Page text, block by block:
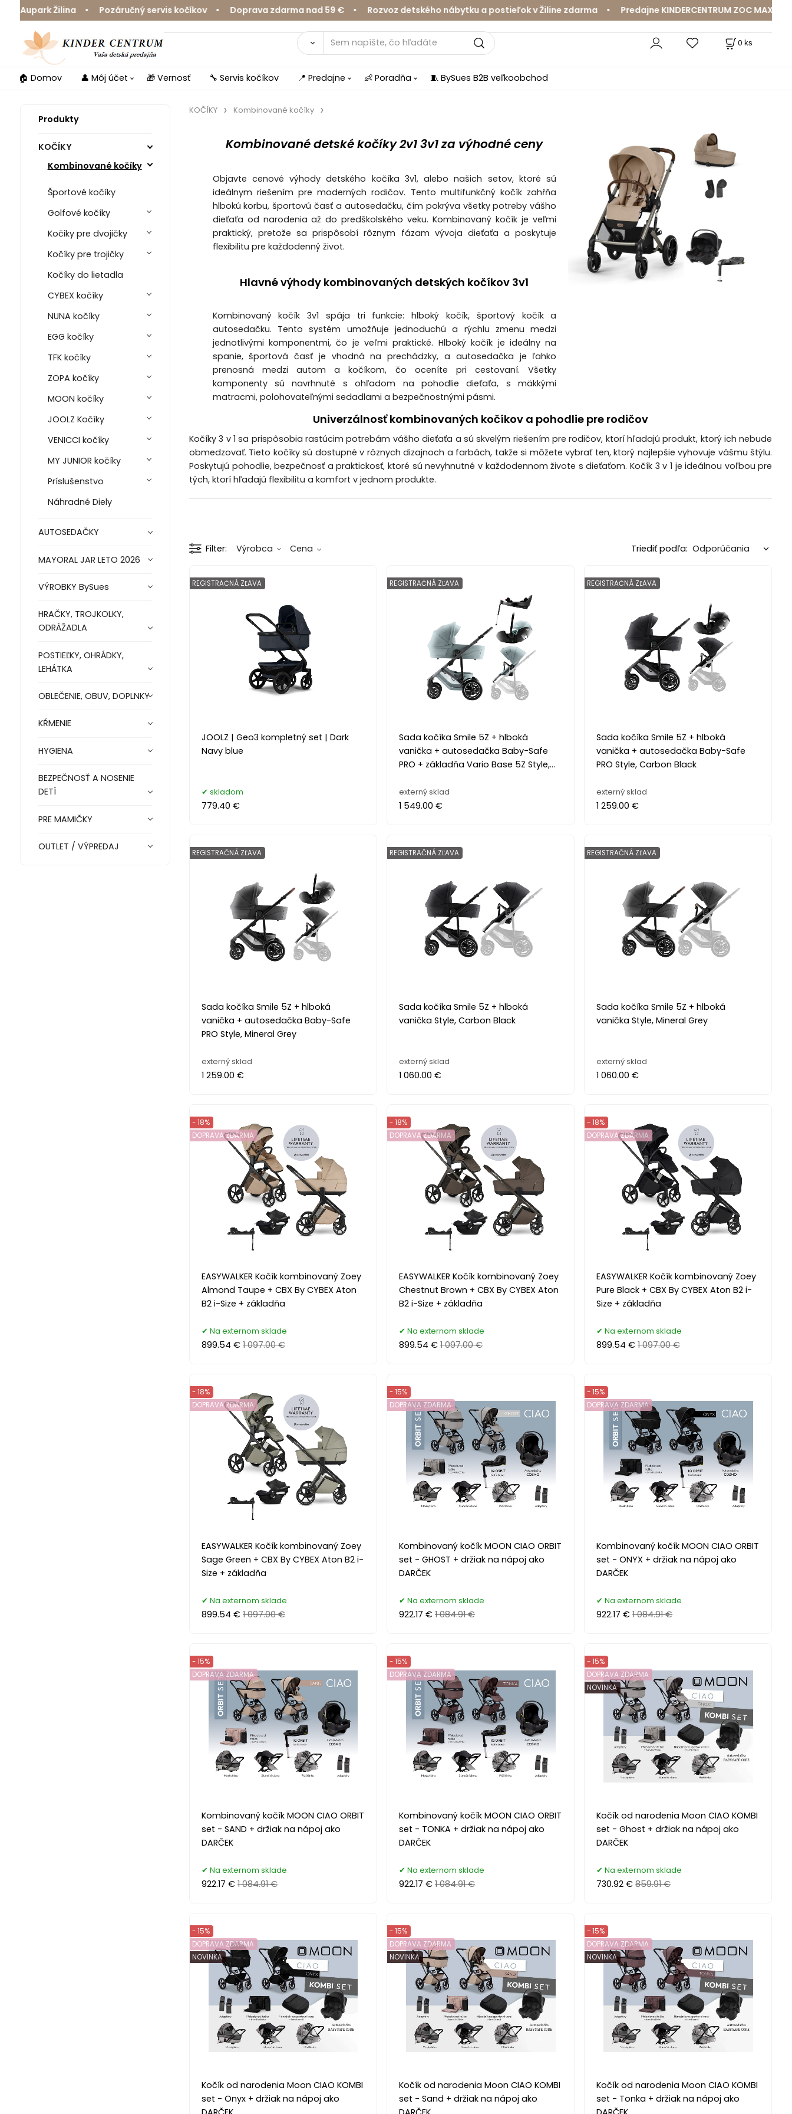
Žilina • Pozáručný servis kočíkov • Doprava zdarma nad 59 € • Rozvoz detského nábytku a postieľok v Žiline zdarma • Predajne KINDERCENTRUM ZOC MAX a
0 ks
🏠 Domov 👤 Môj účet 🎁 Vernosť 🔧 Servis kočíkov 📍 Predajne 👶 Poradňa 🧵 BySues B2B veľkoobchod
Produkty
KOČÍKY
Kombinované kočíky
Športové kočíky
Golfové kočíky
Kočiky pre dvojičky
Kočíky pre trojičky
Kočíky do lietadla
CYBEX kočíky
NUNA kočíky
EGG kočíky
TFK kočíky
ZOPA kočíky
MOON kočíky
JOOLZ Kočíky
VENICCI kočíky
MY JUNIOR kočíky
Príslušenstvo
Náhradné Diely
AUTOSEDAČKY
MAYORAL JAR LETO 2026
VÝROBKY BySues
HRAČKY, TROJKOLKY,
ODRÁŽADLA
POSTIEĽKY, OHRÁDKY,
LEHÁTKA
OBLEČENIE, OBUV, DOPLNKY
KŔMENIE
HYGIENA
BEZPEČNOSŤ A NOSENIE
DETÍ
PRE MAMIČKY
OUTLET / VÝPREDAJ
KOČÍKY Kombinované kočíky
Kombinované detské kočíky 2v1 3v1 za výhodné ceny
Objavte cenové výhody detského kočíka 3v1, alebo našich setov, ktoré sú
ideálnym riešením pre moderných rodičov. Tento multifunkčný kočík zahŕňa
hlbokú korbu, športovú časť a autosedačku, čím pokrýva všetky potreby vášho
dieťaťa od narodenia až do predškolského veku. Kombinovaný kočík je veľmi
praktický, pretože sa prispôsobí rôznym fázam vývoja dieťaťa a poskytuje
flexibilitu pre každodenný život.
Hlavné výhody kombinovaných detských kočíkov 3v1
Kombinovaný kočík 3v1 spája tri funkcie: hlboký kočík, športový kočík a
autosedačku. Tento systém umožňuje jednoduchú a rýchlu zmenu medzi
jednotlivými komponentmi, čo je veľmi praktické. Hlboký kočík je ideálny na
spanie, športová časť je vhodná na prechádzky, a autosedačka je ľahko
prenosná medzi autom a kočíkom, čo oceníte pri cestovaní. Všetky
komponenty sú navrhnuté s ohľadom na pohodlie dieťaťa, s mäkkými
matracmi, polohovateľnými sedadlami a bezpečnostnými pásmi.
Univerzálnosť kombinovaných kočíkov a pohodlie pre rodičov
Kočíky 3 v 1 sa prispôsobia rastúcim potrebám vášho dieťaťa a sú skvelým riešením pre rodičov, ktorí hľadajú produkt, ktorý ich nebude
obmedzovať. Tieto kočíky sú dostupné v rôznych dizajnoch a farbách, takže si môžete vybrať ten, ktorý najlepšie vyhovuje vášmu štýlu.
Poskytujú pohodlie, bezpečnosť a praktickosť, ktoré sú nevyhnutné v každodennom živote s dieťaťom. Kočík 3 v 1 je ideálnou voľbou pre
tých, ktorí hľadajú flexibilitu a komfort v jednom produkte.
Filter Výrobca Cena Triediť podľa:
JOOLZ | Geo3 kompletný set | Dark
Navy blue
REGISTRAČNÁ ZĽAVA
skladom
779.40 €
Sada kočíka Smile 5Z + hlboká
vanička + autosedačka Baby-Safe
PRO + základňa Vario Base 5Z Style,
REGISTRAČNÁ ZĽAVA
externý sklad
1 549.00 €
Sada kočíka Smile 5Z + hlboká
vanička + autosedačka Baby-Safe
PRO Style, Carbon Black
REGISTRAČNÁ ZĽAVA
externý sklad
1 259.00 €
Sada kočíka Smile 5Z + hlboká
vanička + autosedačka Baby-Safe
PRO Style, Mineral Grey
REGISTRAČNÁ ZĽAVA
externý sklad
1 259.00 €
Sada kočíka Smile 5Z + hlboká
vanička Style, Carbon Black
REGISTRAČNÁ ZĽAVA
externý sklad
1 060.00 €
Sada kočíka Smile 5Z + hlboká
vanička Style, Mineral Grey
REGISTRAČNÁ ZĽAVA
externý sklad
1 060.00 €
EASYWALKER Kočík kombinovaný Zoey
Almond Taupe + CBX By CYBEX Aton
B2 i-Size + základňa
- 18%
DOPRAVA ZDARMA
Na externom sklade
899.54 € 1 097.00 €
EASYWALKER Kočík kombinovaný Zoey
Chestnut Brown + CBX By CYBEX Aton
B2 i-Size + základňa
- 18%
DOPRAVA ZDARMA
Na externom sklade
899.54 € 1 097.00 €
EASYWALKER Kočík kombinovaný Zoey
Pure Black + CBX By CYBEX Aton B2 i-
Size + základňa
- 18%
DOPRAVA ZDARMA
Na externom sklade
899.54 € 1 097.00 €
EASYWALKER Kočík kombinovaný Zoey
Sage Green + CBX By CYBEX Aton B2 i-
Size + základňa
- 18%
DOPRAVA ZDARMA
Na externom sklade
899.54 € 1 097.00 €
Kombinovaný kočík MOON CIAO ORBIT
set - GHOST + držiak na nápoj ako
DARČEK
- 15%
DOPRAVA ZDARMA
Na externom sklade
922.17 € 1 084.91 €
Kombinovaný kočík MOON CIAO ORBIT
set - ONYX + držiak na nápoj ako
DARČEK
- 15%
DOPRAVA ZDARMA
Na externom sklade
922.17 € 1 084.91 €
Kombinovaný kočík MOON CIAO ORBIT
set - SAND + držiak na nápoj ako
DARČEK
- 15%
DOPRAVA ZDARMA
Na externom sklade
922.17 € 1 084.91 €
Kombinovaný kočík MOON CIAO ORBIT
set - TONKA + držiak na nápoj ako
DARČEK
- 15%
DOPRAVA ZDARMA
Na externom sklade
922.17 € 1 084.91 €
Kočík od narodenia Moon CIAO KOMBI
set - Ghost + držiak na nápoj ako
DARČEK
- 15%
DOPRAVA ZDARMA
NOVINKA
Na externom sklade
730.92 € 859.91 €
Kočík od narodenia Moon CIAO KOMBI
set - Onyx + držiak na nápoj ako
- 15%
DOPRAVA ZDARMA
NOVINKA
Kočík od narodenia Moon CIAO KOMBI
set - Sand + držiak na nápoj ako
- 15%
DOPRAVA ZDARMA
NOVINKA
Kočík od narodenia Moon CIAO KOMBI
set - Tonka + držiak na nápoj ako
- 15%
DOPRAVA ZDARMA
NOVINKA